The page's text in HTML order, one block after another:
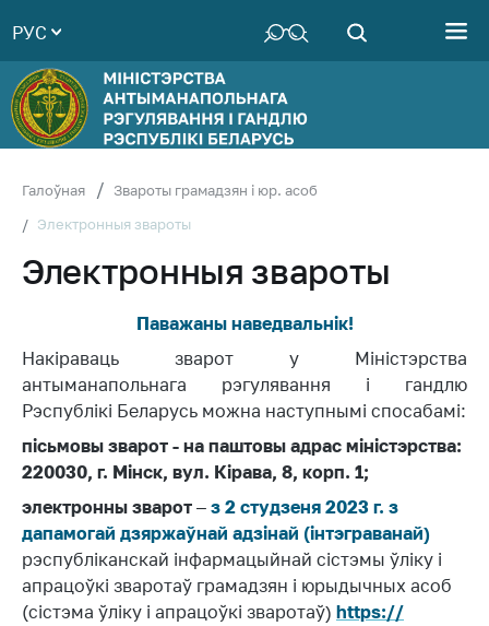
Кіраўніцтва
Cтруктура
органы
Заканадаўства
Грамадска-
кансультатыўны
Беларуская
ўніверсальная
таварная біржа
часопіса
«Гермес»
Дзейнасць
Антыманапольнае
рэгуляванне і
канкурэнцыя
РУС
Галоўная
Звароты грамадзян і юр. асоб
Электронныя звароты
Электронныя звароты
Паважаны наведвальнік!
Накіраваць зварот у Міністэрства
антыманапольнага рэгулявання і гандлю
Рэспублікі Беларусь можна наступнымі спосабамі:
пісьмовы зварот - на паштовы адрас міністэрства:
220030, г. Мінск, вул. Кірава, 8, корп. 1;
электронны зварот – з 2 студзеня 2023 г. з
дапамогай дзяржаўнай адзінай (інтэграванай)
рэспубліканскай інфармацыйнай сістэмы ўліку і
апрацоўкі зваротаў грамадзян і юрыдычных асоб
(сістэма ўліку і апрацоўкі зваротаў) https://